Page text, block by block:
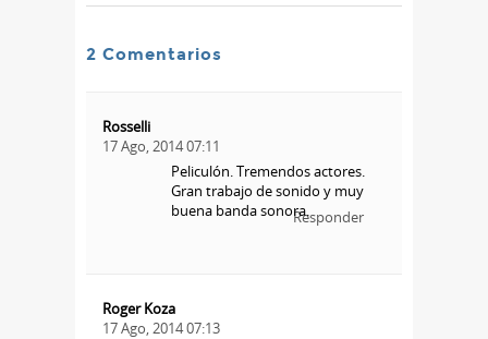
2 Comentarios
Rosselli
17 Ago, 2014 07:11
Peliculón. Tremendos actores.
Gran trabajo de sonido y muy
buena banda sonora.Responder
Roger Koza
17 Ago, 2014 07:13